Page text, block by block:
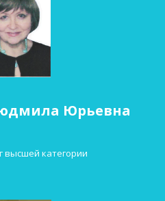
Юрьевна
высшей категории